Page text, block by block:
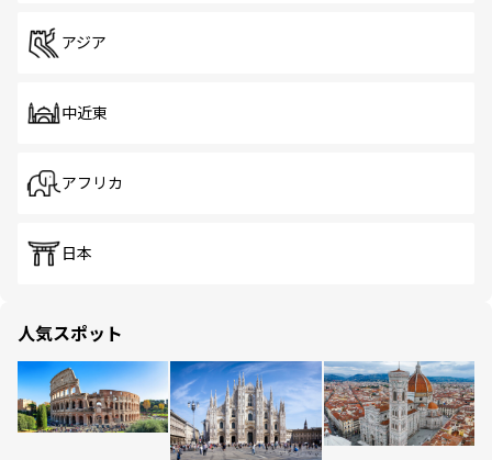
アジア
中近東
アフリカ
日本
人気スポット